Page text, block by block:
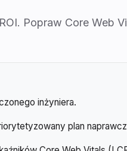
Popraw Core Web
inżyniera.
plan